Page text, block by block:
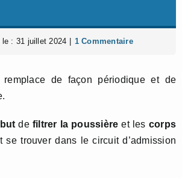
le : 31 juillet 2024 1 Commentaire
de façon périodique et de
but de filtrer la poussière et les corps
se trouver dans le circuit d’admission